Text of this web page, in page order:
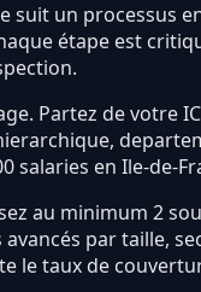
suit un processus
étape est
Partez de votre
salaries en Ile-
au minimum 2
par taille,
le taux de